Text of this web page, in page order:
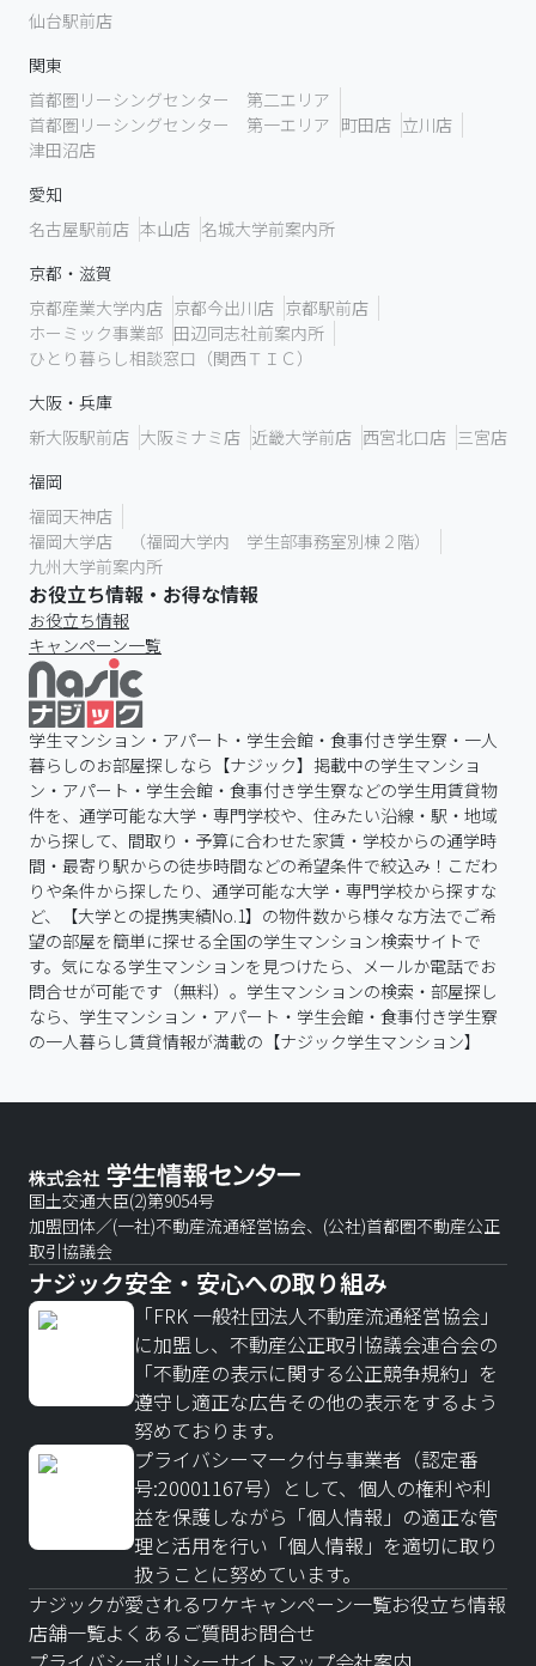
仙台駅前店
関東
首都圏リーシングセンター 第二エリア
首都圏リーシングセンター 第一エリア 町田店 立川店
津田沼店
愛知
名古屋駅前店 本山店 名城大学前案内所
京都・滋賀
京都産業大学内店 京都今出川店 京都駅前店
ホーミック事業部 田辺同志社前案内所
ひとり暮らし相談窓口（関西ＴＩＣ）
大阪・兵庫
新大阪駅前店 大阪ミナミ店 近畿大学前店 西宮北口店 三宮店
福岡
福岡天神店
福岡大学店 （福岡大学内 学生部事務室別棟２階）
九州大学前案内所
お役立ち情報・お得な情報
お役立ち情報
キャンペーン一覧
学生マンション・アパート・学生会館・食事付き学生寮・一人
暮らしのお部屋探しなら【ナジック】掲載中の学生マンショ
ン・アパート・学生会館・食事付き学生寮などの学生用賃貸物
件を、通学可能な大学・専門学校や、住みたい沿線・駅・地域
から探して、間取り・予算に合わせた家賃・学校からの通学時
間・最寄り駅からの徒歩時間などの希望条件で絞込み！こだわ
りや条件から探したり、通学可能な大学・専門学校から探すな
ど、【大学との提携実績No.1】の物件数から様々な方法でご希
望の部屋を簡単に探せる全国の学生マンション検索サイトで
す。気になる学生マンションを見つけたら、メールか電話でお
問合せが可能です（無料）。学生マンションの検索・部屋探し
なら、学生マンション・アパート・学生会館・食事付き学生寮
の一人暮らし賃貸情報が満載の【ナジック学生マンション】
国土交通大臣(2)第9054号
加盟団体／(一社)不動産流通経営協会、(公社)首都圏不動産公正
取引協議会
ナジック安全・安心への取り組み
「FRK 一般社団法人不動産流通経営協会」
に加盟し、不動産公正取引協議会連合会の
「不動産の表示に関する公正競争規約」を
遵守し適正な広告その他の表示をするよう
努めております。
プライバシーマーク付与事業者（認定番
号:20001167号）として、個人の権利や利
益を保護しながら「個人情報」の適正な管
理と活用を行い「個人情報」を適切に取り
扱うことに努めています。
ナジックが愛されるワケキャンペーン一覧お役立ち情報
店舗一覧よくあるご質問お問合せ